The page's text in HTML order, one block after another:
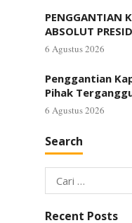
PENGGANTIAN
ABSOLUT
6 Agustus 2026
Penggantian
Pihak
6 Agustus 2026
Search
Cari
untuk:
Recent Posts